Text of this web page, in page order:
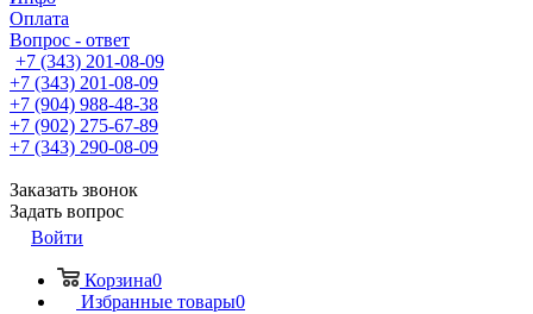
Оплата
Вопрос - ответ
+7 (343) 201-08-09
+7 (343) 201-08-09
+7 (904) 988-48-38
+7 (902) 275-67-89
+7 (343) 290-08-09
Заказать звонок
Задать вопрос
Войти
Корзина0
Избранные товары0